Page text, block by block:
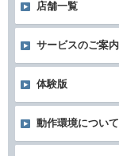
店舗一覧
サービスのご案内
体験版
動作環境について